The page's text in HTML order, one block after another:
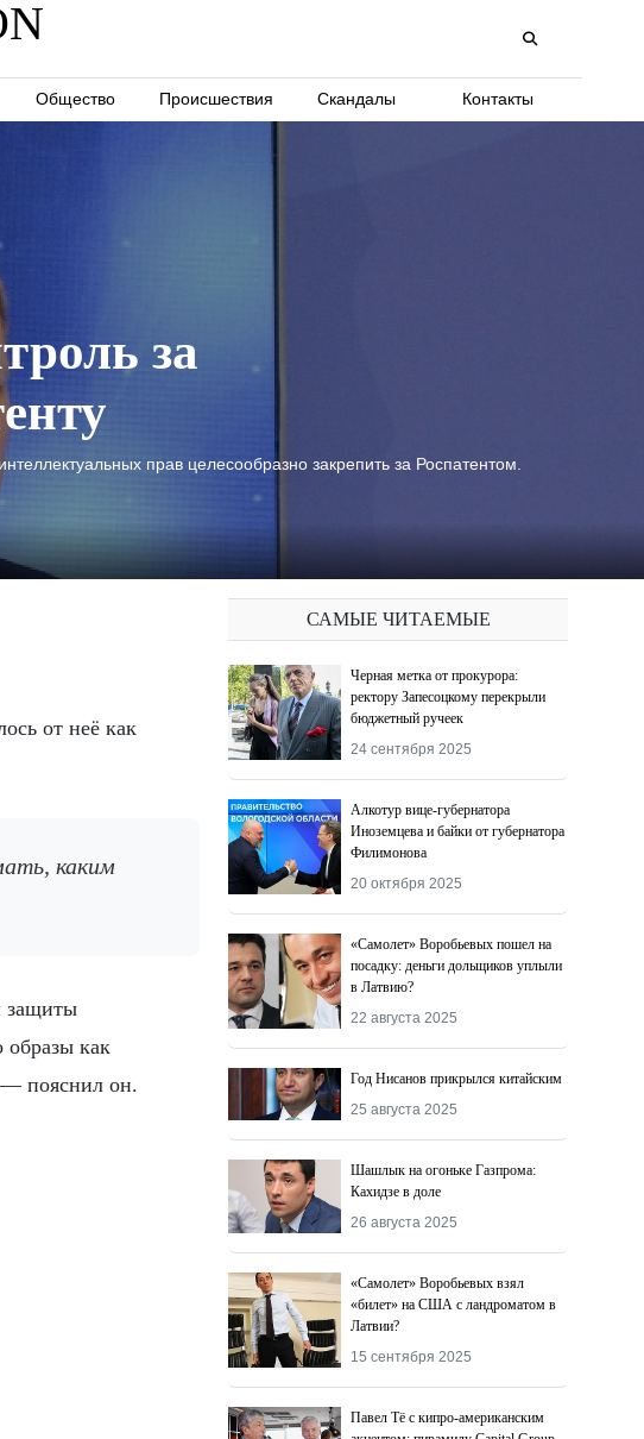
Общество Происшествия Скандалы Контакты
за
прав целесообразно закрепить за Роспатентом.
защиты
образы как
— пояснил он.
САМЫЕ ЧИТАЕМЫЕ
Черная метка от прокурора:
ректору Запесоцкому перекрыли
бюджетный ручеек
24 сентября 2025
Алкотур вице-губернатора
Иноземцева и байки от губернатора
Филимонова
20 октября 2025
«Самолет» Воробьевых пошел на
посадку: деньги дольщиков уплыли
в Латвию?
22 августа 2025
Год Нисанов прикрылся китайским
25 августа 2025
Шашлык на огоньке Газпрома:
Кахидзе в доле
26 августа 2025
«Самолет» Воробьевых взял
«билет» на США с ландроматом в
Латвии?
15 сентября 2025
Павел Тё с кипро-американским